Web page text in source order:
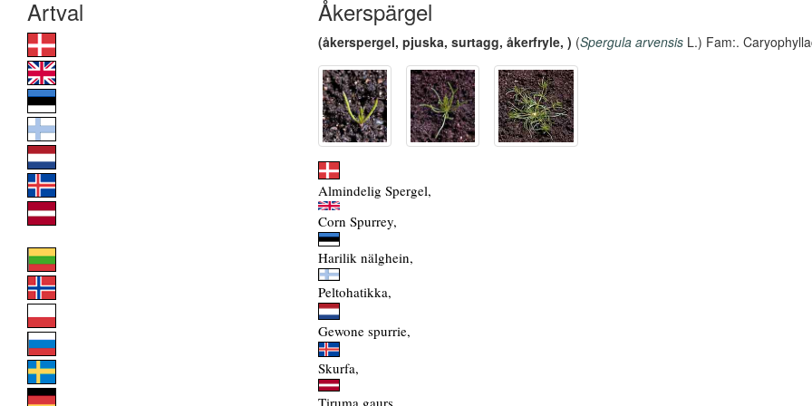
Åkerspärgel
(åkerspergel, pjuska, surtagg, åkerfryle, ) (Spergula arvensis L.) Fam:.
Almindelig Spergel,
Corn Spurrey,
Harilik nälghein,
Peltohatikka,
Gewone spurrie,
Skurfa,
Tiruma gaurs,